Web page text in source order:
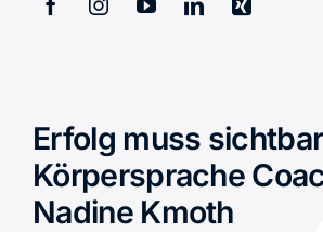
Erfolg muss
Körpersprache
Nadine Kmoth